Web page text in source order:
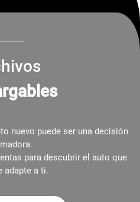
nuevo puede ser una decisión
para descubrir el auto que
adapte a ti.